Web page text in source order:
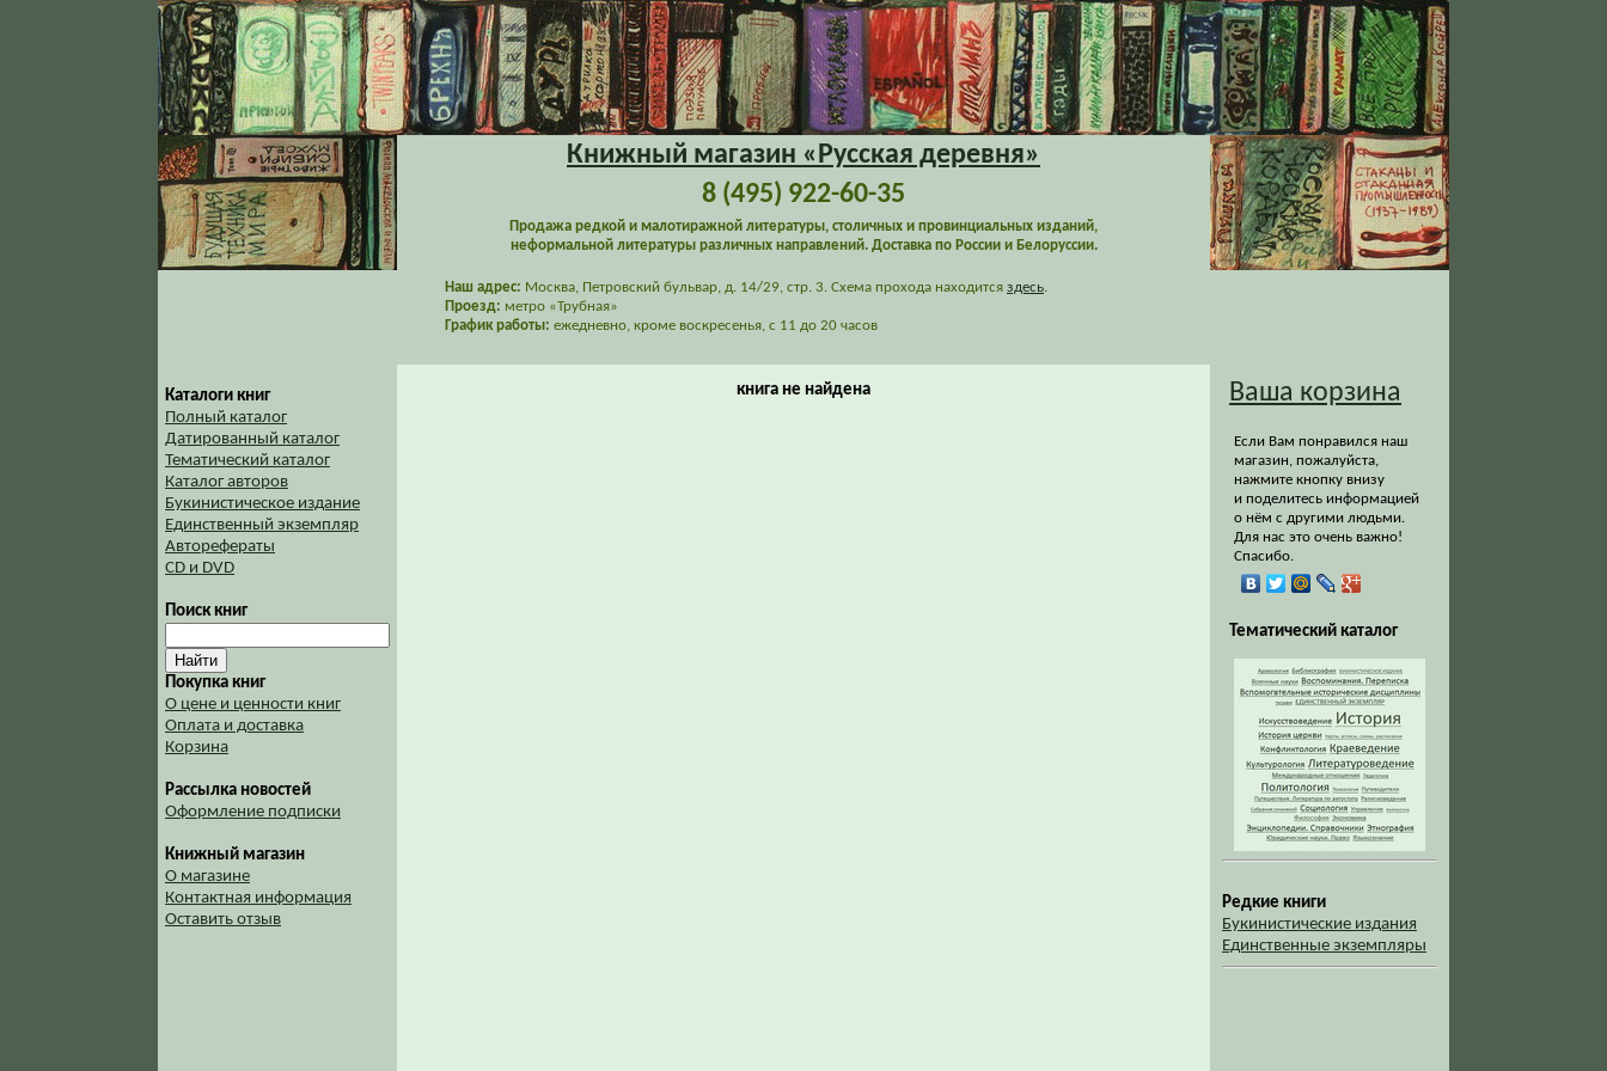
Книжный магазин «Русская деревня»
8 (495) 922-60-35
Продажа редкой и малотиражной литературы, столичных и провинциальных изданий,
неформальной литературы различных направлений. Доставка по России и Белоруссии.
Наш адрес: Москва, Петровский бульвар, д. 14/29, стр. 3. Схема прохода находится здесь.
Проезд: метро «Трубная»
График работы: ежедневно, кроме воскресенья, с 11 до 20 часов
Каталоги книг
Полный каталог
Датированный каталог
Тематический каталог
Каталог авторов
Букинистическое издание
Единственный экземпляр
Авторефераты
CD и DVD
Поиск книг
Покупка книг
О цене и ценности книг
Оплата и доставка
Корзина
Рассылка новостей
Оформление подписки
Книжный магазин
О магазине
Контактная информация
Оставить отзыв
книга не найдена Ваша корзина
Если Вам понравился наш
магазин, пожалуйста,
нажмите кнопку внизу
и поделитесь информацией
о нём с другими людьми.
Для нас это очень важно!
Спасибо.
Тематический каталог
Редкие книги
Букинистические издания
Единственные экземпляры